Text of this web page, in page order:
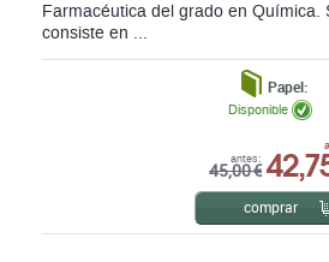
Farmacéutica del grado en Química.
consiste en ...
Papel:
antes:
45,00 €
Disponible
comprar